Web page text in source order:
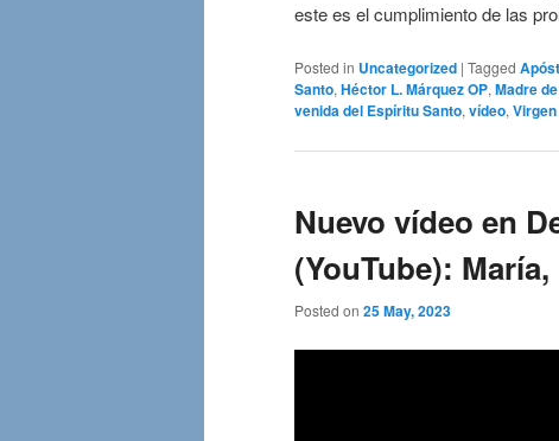
este es el cumplimiento de las
Posted in Uncategorized | Tagged
Santo,Héctor L. Márquez OP,Madre
venida del Espíritu Santo,vídeo,
Nuevo vídeo en
(YouTube):
Posted on 25 May, 2023